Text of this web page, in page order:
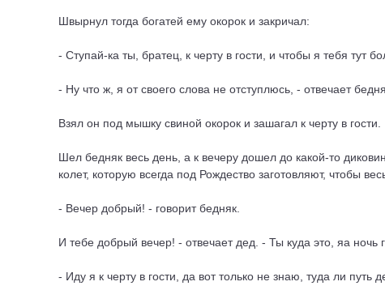
Швырнул тогда богатей ему окорок и закричал:
- Ступай-ка ты, братец, к черту в гости, и чтобы я тебя тут
- Ну что ж, я от своего слова не отступлюсь, - отвечает
Взял он под мышку свиной окорок и зашагал к черту в гости.
Шел бедняк весь день, а к вечеру дошел до какой-то
колет, которую всегда под Рождество заготовляют, чтобы
- Вечер добрый! - говорит бедняк.
И тебе добрый вечер! - отвечает дед. - Ты куда это, яа ночь
- Иду я к черту в гости, да вот только не знаю, туда ли путь